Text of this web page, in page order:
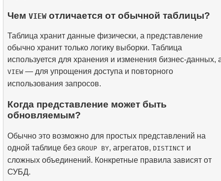
Чем VIEW отличается от обычной таблицы?
Таблица хранит данные физически, а представление
обычно хранит только логику выборки. Таблица
используется для хранения и изменения бизнес-данных,
VIEW — для упрощения доступа и повторного
использования запросов.
Когда представление может быть
обновляемым?
Обычно это возможно для простых представлений на
одной таблице без GROUP BY, агрегатов, DISTINCT и
сложных объединений. Конкретные правила зависят от
СУБД.